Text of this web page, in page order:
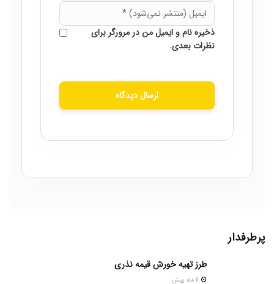
ذخیره نام و ایمیل من در مرورگر برای
نظرات بعدی.
ارسال دیدگاه
پرطرفدار
طرز تهیه خورش قیمه نذری